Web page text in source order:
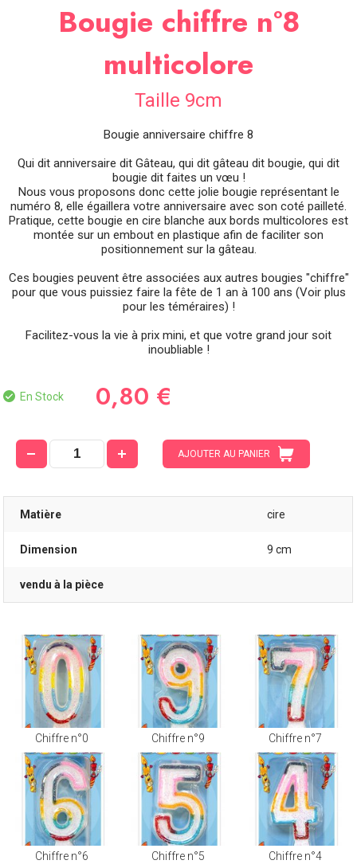
Bougie chiffre n°8
multicolore
Taille 9cm
Bougie anniversaire chiffre 8
Qui dit anniversaire dit Gâteau, qui dit gâteau dit bougie, qui dit
bougie dit faites un vœu !
Nous vous proposons donc cette jolie bougie représentant le
numéro 8, elle égaillera votre anniversaire avec son coté pailleté.
Pratique, cette bougie en cire blanche aux bords multicolores est
montée sur un embout en plastique afin de faciliter son
positionnement sur la gâteau.
Ces bougies peuvent être associées aux autres bougies "chiffre"
pour que vous puissiez faire la fête de 1 an à 100 ans (Voir plus
pour les téméraires) !
Facilitez-vous la vie à prix mini, et que votre grand jour soit
inoubliable !
En Stock 0,80 €
AJOUTER AU PANIER
Matière cire
Dimension 9 cm
vendu à la pièce
Chiffre n°0 Chiffre n°9 Chiffre n°7
Chiffre n°6 Chiffre n°5 Chiffre n°4